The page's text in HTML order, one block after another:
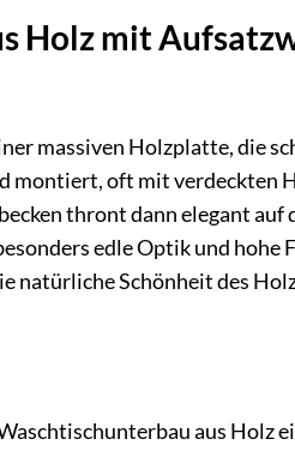
Holz mit
massiven Holzplatte, die
montiert, oft mit verdeckten
thront dann elegant auf
edle Optik und
natürliche Schönheit des
aus Holz